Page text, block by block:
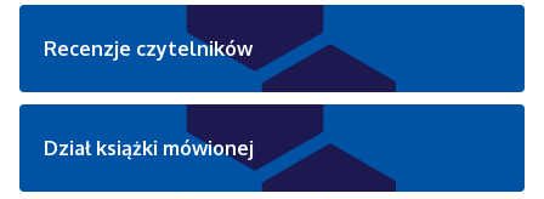
Recenzje czytelników
Dział książki mówionej